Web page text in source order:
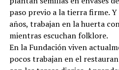
plantan semillas en envases
paso previo a la tierra firme.
años, trabajan en la huerta
mientras escuchan folklore.
En la Fundación viven
pocos trabajan en el